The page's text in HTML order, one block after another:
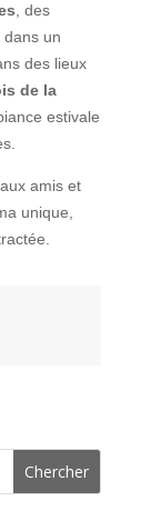
, des
dans un
des lieux
de la
estivale
amis et
unique,